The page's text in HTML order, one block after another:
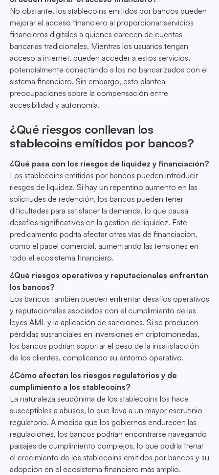
No obstante, los stablecoins emitidos por bancos pueden
mejorar el acceso financiero al proporcionar servicios
financieros digitales a quienes carecen de cuentas
bancarias tradicionales. Mientras los usuarios tengan
acceso a internet, pueden acceder a estos servicios,
potencialmente conectando a los no bancarizados con el
sistema financiero. Sin embargo, esto plantea
preocupaciones sobre la compensación entre
accesibilidad y autonomía.
¿Qué riesgos conllevan los
stablecoins emitidos por bancos?
¿Qué pasa con los riesgos de liquidez y financiación?
Los stablecoins emitidos por bancos pueden introducir
riesgos de liquidez. Si hay un repentino aumento en las
solicitudes de redención, los bancos pueden tener
dificultades para satisfacer la demanda, lo que causa
desafíos significativos en la gestión de liquidez. Este
predicamento podría afectar otras vías de financiación,
como el papel comercial, aumentando las tensiones en
todo el ecosistema financiero.
¿Qué riesgos operativos y reputacionales enfrentan
los bancos?
Los bancos también pueden enfrentar desafíos operativos
y reputacionales asociados con el cumplimiento de las
leyes AML y la aplicación de sanciones. Si se producen
pérdidas sustanciales en inversiones en criptomonedas,
los bancos podrían soportar el peso de la insatisfacción
de los clientes, complicando su entorno operativo.
¿Cómo afectan los riesgos regulatorios y de
cumplimiento a los stablecoins?
La naturaleza seudónima de los stablecoins los hace
susceptibles a abusos, lo que lleva a un mayor escrutinio
regulatorio. A medida que los gobiernos endurecen las
regulaciones, los bancos podrían encontrarse navegando
paisajes de cumplimiento complejos, lo que podría frenar
el crecimiento de los stablecoins emitidos por bancos y su
adopción en el ecosistema financiero más amplio.